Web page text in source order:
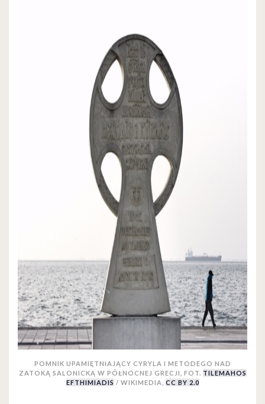
POMNIK UPAMIĘTNIAJĄCY CYRYLA I METODEGO NAD
ZATOKĄ SALONICKĄ W PÓŁNOCNEJ GRECJI, FOT. TILEMAHOS
EFTHIMIADIS / WIKIMEDIA, CC BY 2.0